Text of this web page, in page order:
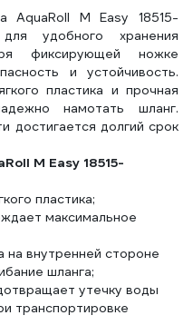
AquaRoll M Easy 18515-
удобного хранения
фиксирующей ножке
и устойчивость.
пластика и прочная
намотать шланг.
достигается долгий срок
M Easy 18515-
пластика;
максимальное
на внутренней стороне
шланга;
утечку воды
транспортировке